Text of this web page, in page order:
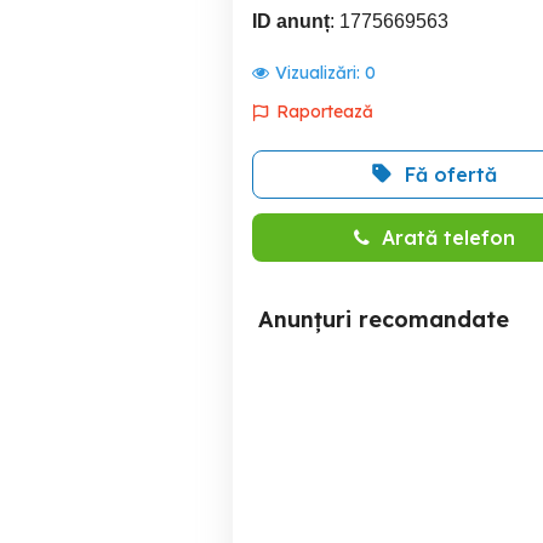
ID anunț: 1775669563
Vizualizări: 0
Raportează
Fă ofertă
Arată telefon
Anunțuri recomandate